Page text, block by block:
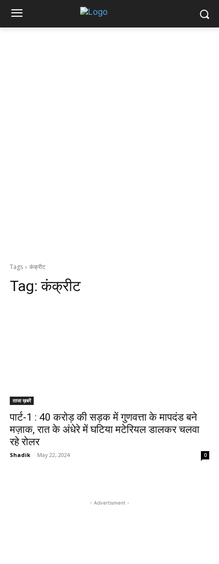
Tags कंक्रीट
Tag:कंक्रीट
ताजा ख़बरें
पार्ट-1 : 40 करोड़ की सड़क में गुणवत्ता के मापदंड बने
मज़ाक, रात के अंधेरे में घटिया मटेरियल डालकर चलवा
रहे रोलर
Shadik - May 22, 2024 0
- Advertisment -